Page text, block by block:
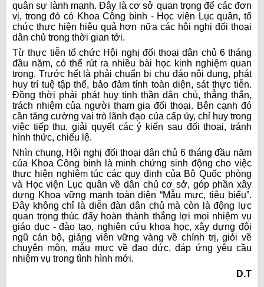
quân sự lành mạnh. Đây là cơ sở quan trọng để các đơn
vị, trong đó có Khoa Công binh - Học viện Lục quân, tổ
chức thực hiện hiệu quả hơn nữa các hội nghị đối thoại
dân chủ trong thời gian tới.
Từ thực tiễn tổ chức Hội nghị đối thoại dân chủ 6 tháng
đầu năm, có thể rút ra nhiều bài học kinh nghiệm quan
trọng. Trước hết là phải chuẩn bị chu đáo nội dung, phát
huy trí tuệ tập thể, bảo đảm tính toàn diện, sát thực tiễn.
Đồng thời phải phát huy tinh thần dân chủ, thẳng thắn,
trách nhiệm của người tham gia đối thoại. Bên cạnh đó
cần tăng cường vai trò lãnh đạo của cấp ủy, chỉ huy trong
việc tiếp thu, giải quyết các ý kiến sau đối thoại, tránh
hình thức, chiếu lệ.
Nhìn chung, Hội nghị đối thoại dân chủ 6 tháng đầu năm
của Khoa Công binh là minh chứng sinh động cho việc
thực hiện nghiêm túc các quy định của Bộ Quốc phòng
và Học viện Lục quân về dân chủ cơ sở, góp phần xây
dựng Khoa vững mạnh toàn diện “Mẫu mực, tiêu biểu”.
Đây không chỉ là diễn đàn dân chủ mà còn là động lực
quan trọng thúc đẩy hoàn thành thắng lợi mọi nhiệm vụ
giáo dục - đào tạo, nghiên cứu khoa học, xây dựng đội
ngũ cán bộ, giảng viên vững vàng về chính trị, giỏi về
chuyên môn, mẫu mực về đạo đức, đáp ứng yêu cầu
nhiệm vụ trong tình hình mới.
D.T